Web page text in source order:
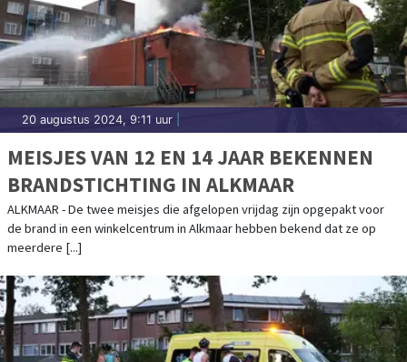
20 augustus 2024, 9:11 uur
MEISJES VAN 12 EN 14 JAAR BEKENNEN
BRANDSTICHTING IN ALKMAAR
ALKMAAR - De twee meisjes die afgelopen vrijdag zijn opgepakt voor
de brand in een winkelcentrum in Alkmaar hebben bekend dat ze op
meerdere [...]